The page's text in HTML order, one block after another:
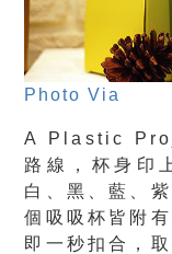
Photo Via
A Plastic
路線，杯身印
白、黑、藍、
個吸吸杯皆附
即一秒扣合，